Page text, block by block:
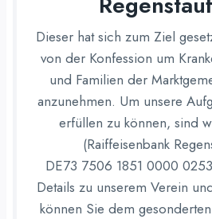
Dieser hat sich zum Ziel
von der Konfession um
und Familien der
anzunehmen. Um unsere
erfüllen zu können, sind
(Raiffeisenbank
DE73 7506 1851 0000
Details zu unserem Verein
können Sie dem